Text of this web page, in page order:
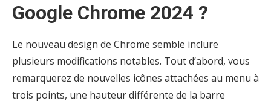
Google Chrome 2024 ?
Le nouveau design de Chrome semble inclure
plusieurs modifications notables. Tout d’abord, vous
remarquerez de nouvelles icônes attachées au menu à
trois points, une hauteur différente de la barre